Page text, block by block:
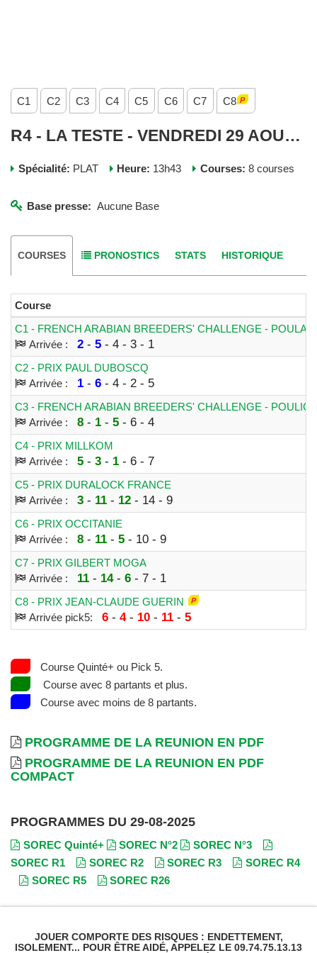
C1 C2 C3 C4 C5 C6 C7 C8
R4 - LA TESTE - VENDREDI 29 AOUT 2025
Spécialité: PLAT Heure: 13h43 Courses: 8 courses
Base presse: Aucune Base
COURSES PRONOSTICS STATS HISTORIQUE
Course
C1 - FRENCH ARABIAN BREEDERS' CHALLENGE -
Arrivée :
2- 5- 4 - 3 - 1
C2 - PRIX PAUL DUBOSCQ
Arrivée :
1- 6- 4 - 2 - 5
C3 - FRENCH ARABIAN BREEDERS' CHALLENGE -
Arrivée :
8- 1- 5- 6 - 4
C4 - PRIX MILLKOM
Arrivée :
5- 3- 1- 6 - 7
C5 - PRIX DURALOCK FRANCE
Arrivée :
3- 11- 12- 14 - 9
C6 - PRIX OCCITANIE
Arrivée :
8- 11- 5- 10 - 9
C7 - PRIX GILBERT MOGA
Arrivée :
11- 14- 6- 7 - 1
C8 - PRIX JEAN-CLAUDE GUERIN
Arrivée pick5:
6- 4- 10- 11- 5
Course Quinté+ ou Pick 5.
Course avec 8 partants et plus.
Course avec moins de 8 partants.
PROGRAMME DE LA REUNION EN PDF
PROGRAMME DE LA REUNION EN PDF
COMPACT
PROGRAMMES DU 29-08-2025
SOREC Quinté+ SOREC N°2
SOREC N°3
SOREC R1
SOREC R2 SOREC R3
SOREC R4
SOREC R5
SOREC R26
JOUER COMPORTE DES RISQUES : ENDETTEMENT,
ISOLEMENT... POUR ÊTRE AIDÉ, APPELEZ LE 09.74.75.13.13